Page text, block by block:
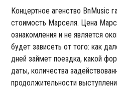
Концертное агенство BnMusic
стоимость Марселя. Цена
ознакомления и не является
будет зависеть от того: как
дней займет поездка, какой
даты, количества
продолжительности